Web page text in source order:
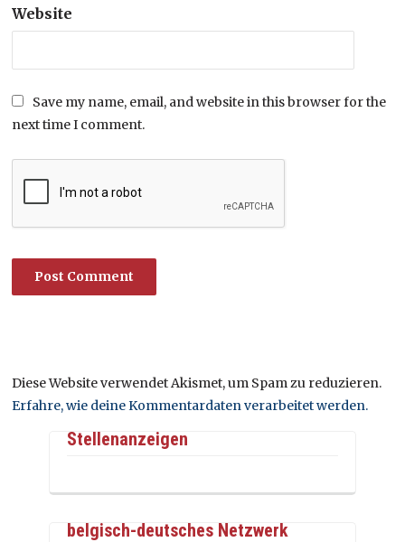
Website
Save my name, email, and website in this browser for the
next time I comment.
Diese Website verwendet Akismet, um Spam zu reduzieren.
Erfahre, wie deine Kommentardaten verarbeitet werden.
Stellenanzeigen
belgisch-deutsches Netzwerk